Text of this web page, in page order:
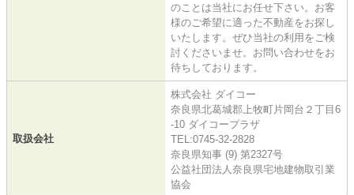
のことは当社にお任せ下さい。お客
様のご希望に適った不動産をお探し
いたします。ぜひ当社の利用をご検
討くださいませ。お問い合わせをお
待ちしております。
取扱会社
株式会社 ダイコー
奈良県北葛城郡上牧町片岡台２丁目6
-10 ダイコープラザ
TEL:0745-32-2828
奈良県知事 (9) 第2327号
公益社団法人奈良県宅地建物取引業
協会